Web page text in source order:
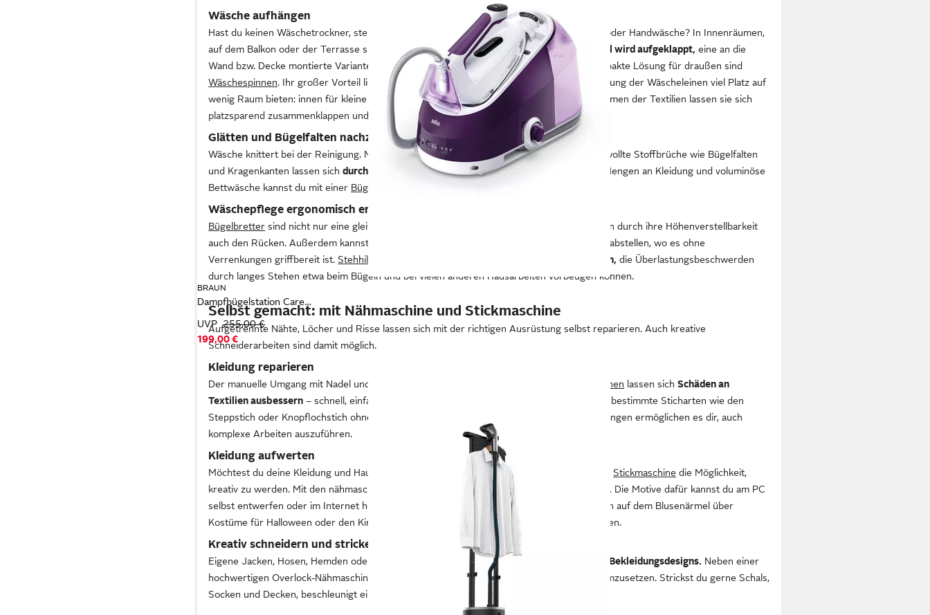
BRAUN
Dampfbügelstation CareStyle 5 IS 5247 VI - 7,5 bar, 500 g Dampfstoß, 2,0 l Wassertank
UVP 255,00 €
199,00 €
Wäsche aufhängen
Hast du keinen Wäschetrockner, stellt sich die Frage: Wohin mit der feuchten Maschinen- oder Handwäsche? In Innenräumen,
auf dem Balkon oder der Terrasse sind
Wäscheständerschnell aufgebaut.Ein Standmodell wird aufgeklappt, eine an die
Wand bzw. Decke montierte Variante fährst du bei Bedarf einfach aus. Eine feste und kompakte Lösung für draußen sind
Wäschespinnen. Ihr großer Vorteil liegt darin, dass sie durch die spinnennetzartige Anordnung der Wäscheleinen viel Platz auf
wenig Raum bieten: innen für kleine und außen für große Wäschestücke. Nach dem Abnehmen der Textilien lassen sie sich
platzsparend zusammenklappen und stehen so im Garten oder Hof nicht im Weg.
Glätten und Bügelfalten nachziehen
Wäsche knittert bei der Reinigung. Mit einem Bügeleisen
wird alles wieder schön glatt. Gewollte Stoffbrüche wie Bügelfalten
und Kragenkanten lassen sichdurch Hitze und Dampfwieder akkurat nachziehen. Große Mengen an Kleidung und voluminöse
Bettwäsche kannst du mit einer Bügelmaschine
Wäschepflege ergonomisch erledigen
Bügelbretter sind nicht nur eine gleitfähige Unterlage für das Bügeleisen, sondern entlasten durch ihre Höhenverstellbarkeit
auch den Rücken. Außerdem kannst du das heiße Eisen sicher auf einer speziellen Ablage abstellen, wo es ohne
Verrenkungen griffbereit ist. Stehhilfen flexibel nutzbare Sitzmöglichkeiten, die Überlastungsbeschwerden
durch langes Stehen etwa beim Bügeln und bei vielen anderen Hausarbeiten vorbeugen können.
Selbst gemacht: mit Nähmaschine und Stickmaschine
Aufgetrennte Nähte, Löcher und Risse lassen sich mit der richtigen Ausrüstung selbst reparieren. Auch kreative
Schneiderarbeiten sind damit möglich.
Kleidung reparieren
Der manuelle Umgang mit Nadel und Faden ist mühsam und will geübt sein. Mit Nähmaschinen lassen sichSchäden an
Textilien ausbessern – schnell, einfach und präzise. Durch Programmvorwahlen kannst du bestimmte Sticharten wie den
Steppstich oder Knopflochstich ohne Vorkenntnisse auswählen. Automatische Näheinstellungen ermöglichen es dir, auch
komplexe Arbeiten auszuführen.
Kleidung aufwerten
Möchtest du deine Kleidung und Haushaltstextilien verzieren und aufwerten, bietet dir eine Stickmaschine die Möglichkeit,
kreativ zu werden. Mit den nähmaschinenähnlichen Geräten lassen sich Muster aufsticken. Die Motive dafür kannst du am PC
selbst entwerfen oder im Internet herunterladen. Das Repertoire reicht von der Applikation auf dem Blusenärmel über
Kostüme für Halloween oder den Kindergeburtstag bis hin zu selbst gestalteten Tischdecken.
Kreativ schneidern und stricken
Eigene Jacken, Hosen, Hemden oder T-Shirts zu schneidern, ist die höhere Kunst des DIY-Bekleidungsdesigns. Neben einer
hochwertigen Overlock-Nähmaschine hilft dir eine
Schneiderpuppe
, deine Vorstellungen umzusetzen. Strickst du gerne Schals,
Socken und Decken, beschleunigt eine
die Fertigstellung enorm.